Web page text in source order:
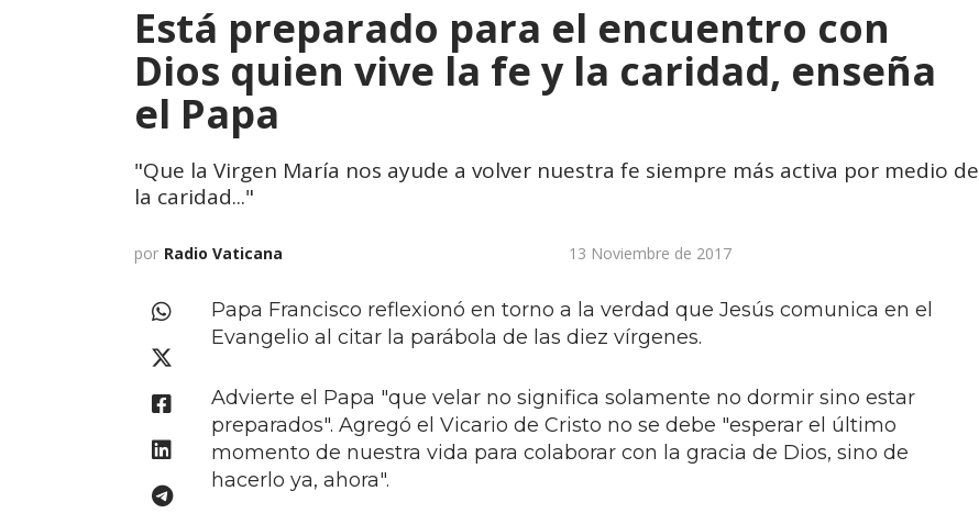
Está preparado para el encuentro con
Dios quien vive la fe y la caridad, enseña
el Papa
"Que la Virgen María nos ayude a volver nuestra fe siempre más activa por medio de
la caridad..."
por Radio Vaticana 13 Noviembre de 2017
Papa Francisco reflexionó en torno a la verdad que Jesús comunica en el
Evangelio al citar la parábola de las diez vírgenes.
Advierte el Papa "que velar no significa solamente no dormir sino estar
preparados". Agregó el Vicario de Cristo no se debe "esperar el último
momento de nuestra vida para colaborar con la gracia de Dios, sino de
hacerlo ya, ahora".